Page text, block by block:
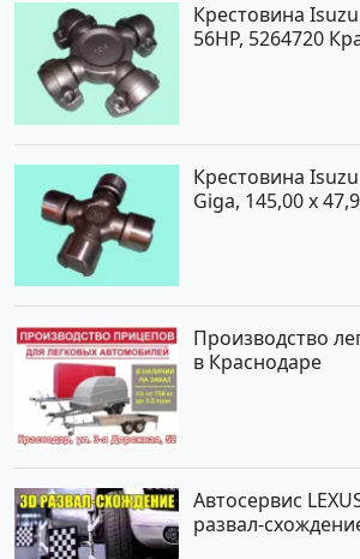
Крестовина
56HP, 5264720
Крестовина
Giga, 145,00 x
Производство
в Краснодаре
Автосервис
развал-